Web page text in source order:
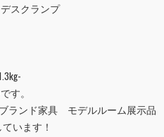
デスクランプ
す。
ランド家具 モデルルーム展示品
います！